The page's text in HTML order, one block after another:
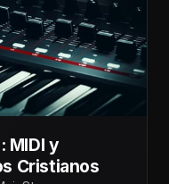
MIDI y
Cristianos